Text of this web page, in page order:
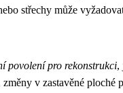
střechy může
povolení pro rekonstrukci,
v zastavěné ploché